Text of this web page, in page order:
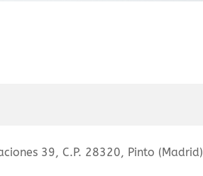
39, C.P. 28320, Pinto (Madrid)